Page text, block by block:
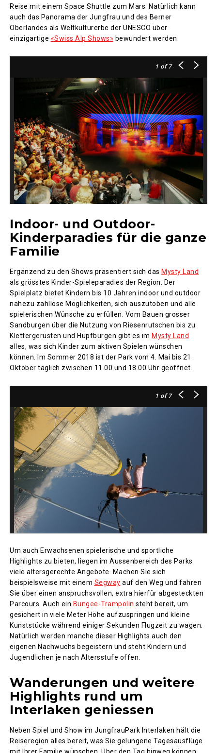
Reise mit einem Space Shuttle zum Mars. Natürlich kann
auch das Panorama der Jungfrau und des Berner
Oberlandes als Weltkulturerbe der UNESCO über
einzigartige «Swiss Alp Shows» bewundert werden.
1 of 7
Indoor- und Outdoor-
Kinderparadies für die ganze
Familie
Ergänzend zu den Shows präsentiert sich das Mysty Land
als grösstes Kinder-Spieleparadies der Region. Der
Spielplatz bietet Kindern bis 10 Jahren indoor und outdoor
nahezu zahllose Möglichkeiten, sich auszutoben und alle
spielerischen Wünsche zu erfüllen. Vom Bauen grosser
Sandburgen über die Nutzung von Riesenrutschen bis zu
Klettergerüsten und Hüpfburgen gibt es im Mysty Land
alles, was sich Kinder zum aktiven Spielen wünschen
können. Im Sommer 2018 ist der Park vom 4. Mai bis 21.
Oktober täglich zwischen 11.00 und 18.00 Uhr geöffnet.
1 of 7
Um auch Erwachsenen spielerische und sportliche
Highlights zu bieten, liegen im Aussenbereich des Parks
viele altersgerechte Angebote. Machen Sie sich
beispielsweise mit einem Segway auf den Weg und fahren
Sie über einen anspruchsvollen, extra hierfür abgesteckten
Parcours. Auch ein Bungee-Trampolin steht bereit, um
gesichert in viele Meter Höhe aufzuspringen und kleine
Kunststücke während einiger Sekunden Flugzeit zu wagen.
Natürlich werden manche dieser Highlights auch den
eigenen Nachwuchs begeistern und steht Kindern und
Jugendlichen je nach Altersstufe offen.
Wanderungen und weitere
Highlights rund um
Interlaken geniessen
Neben Spiel und Show im JungfrauPark Interlaken hält die
Reiseregion alles bereit, was Sie gelungene Tagesausflüge